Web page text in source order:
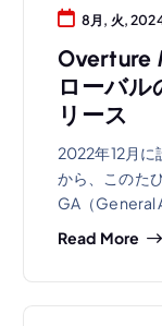
8月, 火,
Overture
ローバル
リース
2022年12月
から、このた
GA（General
Read More